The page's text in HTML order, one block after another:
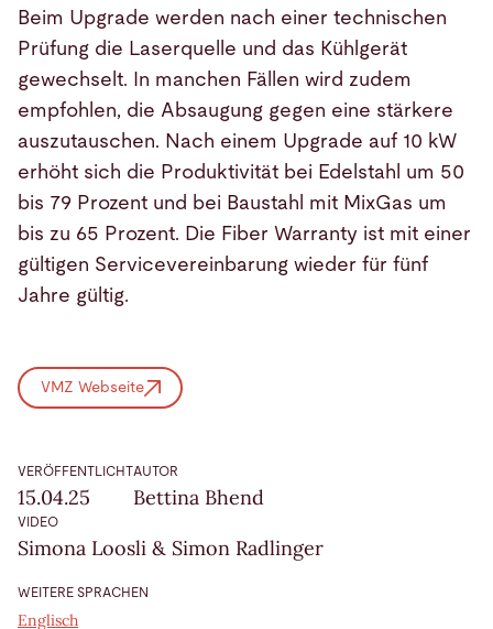
VERÖFFENTLICHT
15.04.25
AUTOR
Bettina Bhend
VIDEO
Simona Loosli & Simon Radlinger
WEITERE SPRACHEN
Englisch
Beim Upgrade werden nach einer technischen
Prüfung die Laserquelle und das Kühlgerät
gewechselt. In manchen Fällen wird zudem
empfohlen, die Absaugung gegen eine stärkere
auszutauschen. Nach einem Upgrade auf 10 kW
erhöht sich die Produktivität bei Edelstahl um 50
bis 79 Prozent und bei Baustahl mit MixGas um
bis zu 65 Prozent. Die Fiber Warranty ist mit einer
gültigen Servicevereinbarung wieder für fünf
Jahre gültig.
VMZ Webseite